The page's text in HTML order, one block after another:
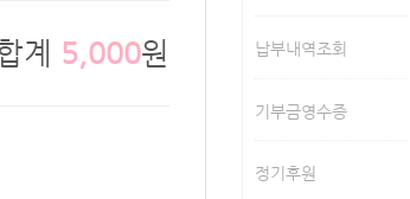
계 5,000원 납부내역조회
기부금영수증
정기후원